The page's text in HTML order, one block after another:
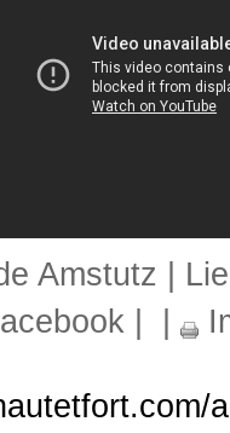
Amstutz |